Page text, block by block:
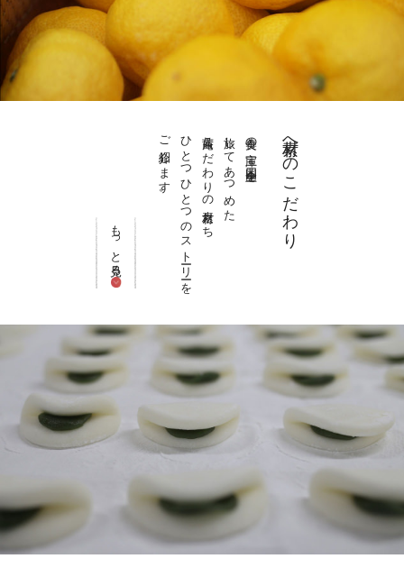
素材へのこだわり
美食の宝庫 四国全土を
旅してあつめた
茜庵こだわりの素材たち
ひとつひとつのストーリーを
ご紹介します。
もっと見る